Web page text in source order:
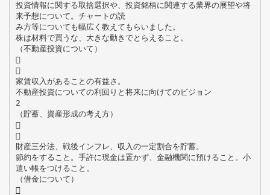
投資情報に関する取捨選択や、投資銘柄に関連する業界の展望や将
来予想について。チャートの読
み方等についても幅広く教えてもらいました。
株は材料で買うな、大きな動きでとらえること。
（不動産投資について）


家賃収入があることの有益さ。
不動産投資についての利回りと将来に向けてのビジョン
2
（貯蓄、資産形成の考え方）


財産三分法、戦後インフレ、収入の一定割合を貯蓄。
節約をすること。手許に現金は置かず、金融機関に預けること。小
遣い帳をつけること。
（借金について）
